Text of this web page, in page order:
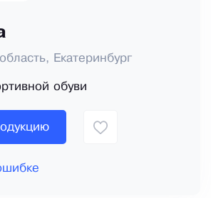
Екатеринбург
обуви